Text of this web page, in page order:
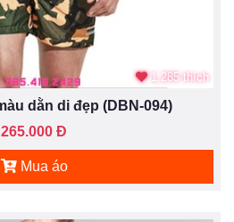
1.285 thích
dằn di đẹp (DBN-094)
265.000 Đ
Mua áo